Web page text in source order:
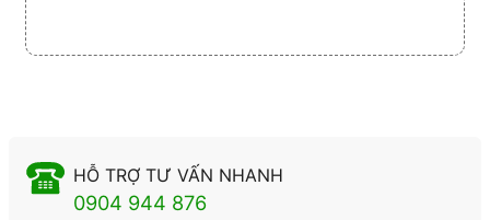
HỖ TRỢ TƯ VẤN NHANH
0904 944 876